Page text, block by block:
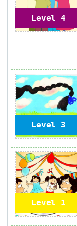
Level 4
Level 3
Level 1